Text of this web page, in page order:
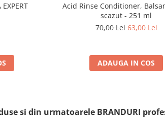
Acid Rinse Conditioner,
scazut - 251 ml
70,00 Lei63,00 Lei
ADAUGA IN COS
si din urmatoarele BRANDURI